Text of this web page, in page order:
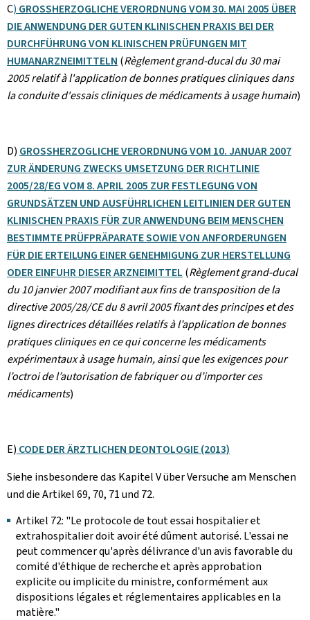
C) GROSSHERZOGLICHE VERORDNUNG VOM 30. MAI 2005 ÜBER
DIE ANWENDUNG DER GUTEN KLINISCHEN PRAXIS BEI DER
DURCHFÜHRUNG VON KLINISCHEN PRÜFUNGEN MIT
HUMANARZNEIMITTELN (Règlement grand-ducal du 30 mai
2005 relatif à l'application de bonnes pratiques cliniques dans
la conduite d'essais cliniques de médicaments à usage humain)
D) GROSSHERZOGLICHE VERORDNUNG VOM 10. JANUAR 2007
ZUR ÄNDERUNG ZWECKS UMSETZUNG DER RICHTLINIE
2005/28/EG VOM 8. APRIL 2005 ZUR FESTLEGUNG VON
GRUNDSÄTZEN UND AUSFÜHRLICHEN LEITLINIEN DER GUTEN
KLINISCHEN PRAXIS FÜR ZUR ANWENDUNG BEIM MENSCHEN
BESTIMMTE PRÜFPRÄPARATE SOWIE VON ANFORDERUNGEN
FÜR DIE ERTEILUNG EINER GENEHMIGUNG ZUR HERSTELLUNG
ODER EINFUHR DIESER ARZNEIMITTEL (Règlement grand-ducal
du 10 janvier 2007 modifiant aux fins de transposition de la
directive 2005/28/CE du 8 avril 2005 fixant des principes et des
lignes directrices détaillées relatifs à l’application de bonnes
pratiques cliniques en ce qui concerne les médicaments
expérimentaux à usage humain, ainsi que les exigences pour
l’octroi de l’autorisation de fabriquer ou d’importer ces
médicaments)
E) CODE DER ÄRZTLICHEN DEONTOLOGIE (2013)
Siehe insbesondere das Kapitel V über Versuche am Menschen
und die Artikel 69, 70, 71 und 72.
Artikel 72: "Le protocole de tout essai hospitalier et
extrahospitalier doit avoir été dûment autorisé. L'essai ne
peut commencer qu'après délivrance d'un avis favorable du
comité d'éthique de recherche et après approbation
explicite ou implicite du ministre, conformément aux
dispositions légales et réglementaires applicables en la
matière."